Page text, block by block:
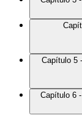
Capítulo 5
Capítulo 6